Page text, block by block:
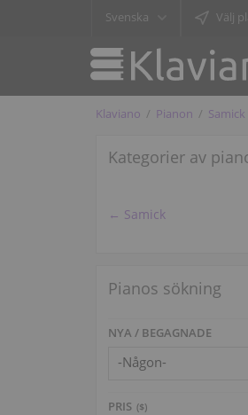
Svenska Välj
Klaviano Pianon Samick
Kategorier av
← Samick
Pianos sökning
NYA / BEGAGNADE
PRIS ($)